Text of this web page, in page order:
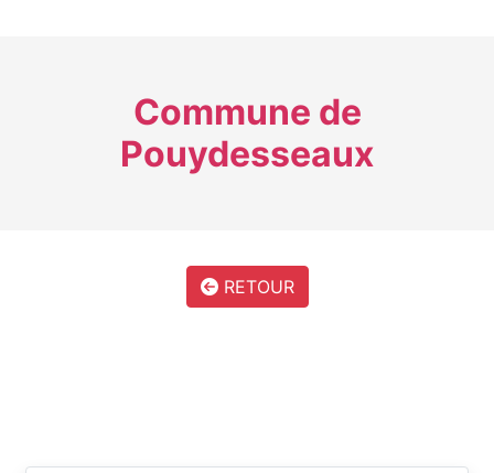
Commune de
Pouydesseaux
RETOUR